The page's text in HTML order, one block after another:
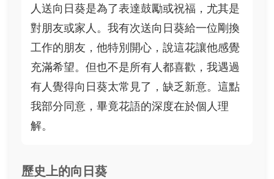
人送向日葵是為了表達鼓勵或祝福，尤其是
對朋友或家人。我有次送向日葵給一位剛換
工作的朋友，他特別開心，說這花讓他感覺
充滿希望。但也不是所有人都喜歡，我遇過
有人覺得向日葵太常見了，缺乏新意。這點
我部分同意，畢竟花語的深度在於個人理
解。
歷史上的向日葵